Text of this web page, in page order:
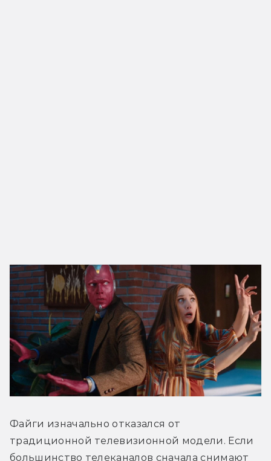
Файги изначально отказался от
традиционной телевизионной модели. Если
большинство телеканалов сначала снимают